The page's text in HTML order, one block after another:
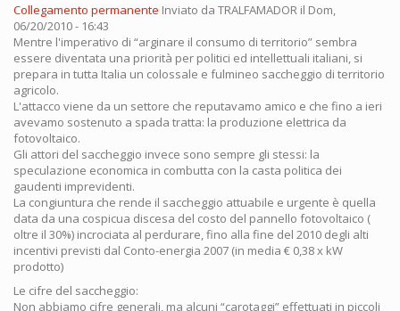
Collegamento permanente Inviato da TRALFAMADOR il Dom,
06/20/2010 - 16:43
Mentre l'imperativo di “arginare il consumo di territorio” sembra
essere diventata una priorità per politici ed intellettuali italiani, si
prepara in tutta Italia un colossale e fulmineo saccheggio di territorio
agricolo.
L'attacco viene da un settore che reputavamo amico e che fino a ieri
avevamo sostenuto a spada tratta: la produzione elettrica da
fotovoltaico.
Gli attori del saccheggio invece sono sempre gli stessi: la
speculazione economica in combutta con la casta politica dei
gaudenti imprevidenti.
La congiuntura che rende il saccheggio attuabile e urgente è quella
data da una cospicua discesa del costo del pannello fotovoltaico (
oltre il 30%) incrociata al perdurare, fino alla fine del 2010 degli alti
incentivi previsti dal Conto-energia 2007 (in media € 0,38 x kW
prodotto)
Le cifre del saccheggio:
Non abbiamo cifre generali, ma alcuni “carotaggi” effettuati in piccoli